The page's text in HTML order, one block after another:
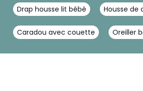
Drap housse lit bébé Housse de
Caradou avec couette Oreiller